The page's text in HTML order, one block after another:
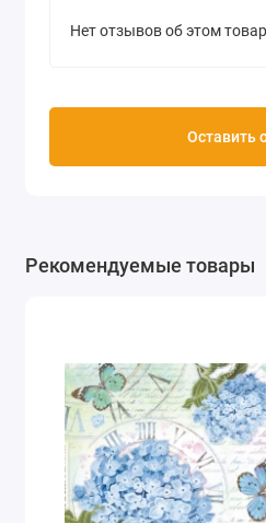
Нет отзывов об этом
Оставить
Рекомендуемые товары